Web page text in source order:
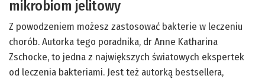
mikrobiom jelitowy
Z powodzeniem możesz zastosować bakterie w leczeniu
chorób. Autorka tego poradnika, dr Anne Katharina
Zschocke, to jedna z największych światowych ekspertek
od leczenia bakteriami. Jest też autorką bestsellera,